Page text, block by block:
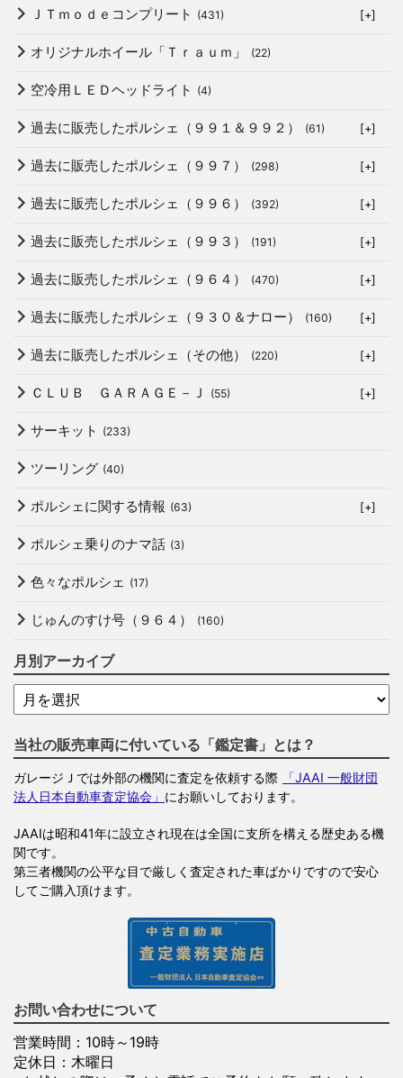
ＪＴｍｏｄｅコンプリート (431) [+]
オリジナルホイール「Ｔｒａｕｍ」 (22)
空冷用ＬＥＤヘッドライト (4)
過去に販売したポルシェ（９９１＆９９２） (61) [+]
過去に販売したポルシェ（９９７） (298) [+]
過去に販売したポルシェ（９９６） (392) [+]
過去に販売したポルシェ（９９３） (191) [+]
過去に販売したポルシェ（９６４） (470) [+]
過去に販売したポルシェ（９３０＆ナロー） (160) [+]
過去に販売したポルシェ（その他） (220) [+]
ＣＬＵＢ ＧＡＲＡＧＥ－Ｊ (55) [+]
サーキット (233)
ツーリング (40)
ポルシェに関する情報 (63) [+]
ポルシェ乗りのナマ話 (3)
色々なポルシェ (17)
じゅんのすけ号（９６４） (160)
月別アーカイブ
当社の販売車両に付いている「鑑定書」とは？
ガレージＪでは外部の機関に査定を依頼する際
「JAAI 一般財団
法人日本自動車査定協会」 にお願いしております。
JAAIは昭和41年に設立され現在は全国に支所を構える歴史ある機
関です。
第三者機関の公平な目で厳しく査定された車ばかりですので安心
してご購入頂けます。
お問い合わせについて
営業時間：10時～19時
定休日：木曜日